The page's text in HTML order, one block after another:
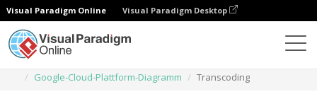
Visual Paradigm Online Visual Paradigm Desktop
Google-Cloud-Plattform-Diagramm
Transcoding